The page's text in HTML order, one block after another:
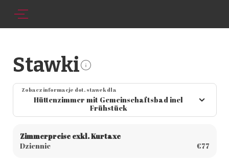
Stawki
Zobacz informacje dot. stawek dla
Hüttenzimmer mit Gemeinschaftsbad incl
Frühstück
Zimmerpreise exkl. Kurtaxe
Dziennie
€77